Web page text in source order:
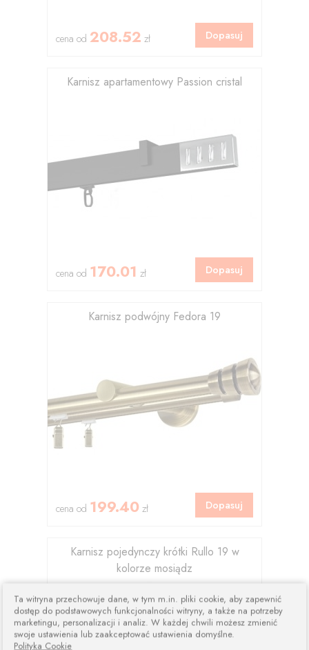
cena od 208.52 zł Dopasuj
Karnisz apartamentowy Passion cristal
cena od 170.01 zł Dopasuj
Karnisz podwójny Fedora 19
cena od 199.40 zł Dopasuj
Karnisz pojedynczy krótki Rullo 19 w
kolorze mosiądz
Ta witryna przechowuje dane, w tym m.in. pliki cookie, aby zapewnić
dostęp do podstawowych funkcjonalności witryny, a także na potrzeby
marketingu, personalizacji i analiz. W każdej chwili możesz zmienić
swoje ustawienia lub zaakceptować ustawienia domyślne.
Polityka Cookie